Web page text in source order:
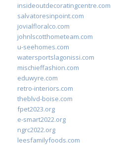
insideoutdecoratingcentre.com
salvatoresinpoint.com
jovialfloralco.com
johnlscotthometeam.com
u-seehomes.com
watersportslagonissi.com
mischieffashion.com
eduwyre.com
retro-interiors.com
theblvd-boise.com
fpet2023.org
e-smart2022.org
ngrc2022.org
leesfamilyfoods.com